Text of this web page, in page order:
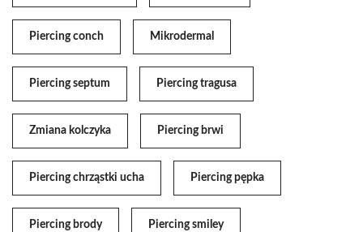
Piercing conch Mikrodermal
Piercing septum Piercing tragusa
Zmiana kolczyka Piercing brwi
Piercing chrząstki ucha Piercing pępka
Piercing brody Piercing smiley